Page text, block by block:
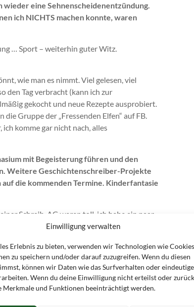
Einwilligung verwalten
Erlebnis zu bieten, verwenden wir Technologien wie
zu speichern und/oder darauf zuzugreifen. Wenn du diesen
können wir Daten wie das Surfverhalten oder
Wenn du deine Einwilligung nicht erteilst oder
Merkmale und Funktionen beeinträchtigt werden.
eine Sehnenscheidenentzündung.
ich NICHTS machen konnte, waren
… Sport – weiterhin guter Witz.
wie man es nimmt. Viel gelesen, viel
den Tag verbracht (kann ich zur
gekocht und neue Rezepte ausprobiert.
die Gruppe der „Fressenden Elfen“ auf FB.
ich komme gar nicht nach, alles
mit Begeisterung führen und den
Weitere Geschichtenschreiber-Projekte
die kommenden Termine. Kinderfantasie
Schreib-AG waren toll, ich habe ein paar
bleiben die Geschichten, die sich
Mobilität nutzen und ihm weiterhin jeden
oft genug sagen.
den Großteil des Jahres auch gemacht.